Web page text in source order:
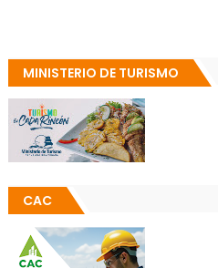
MINISTERIO DE TURISMO
CAC